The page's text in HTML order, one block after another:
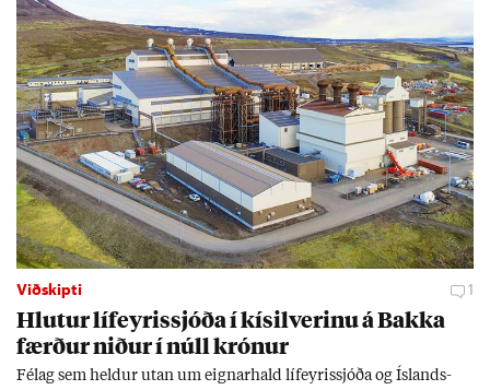
Viðskipti 1
Hlut­ur líf­eyr­is­sjóða í kís­il­ver­inu á Bakka
færð­ur nið­ur í núll krón­ur
Fé­lag sem held­ur ut­an um eign­ar­hald líf­eyr­is­sjóða og Ís­lands­